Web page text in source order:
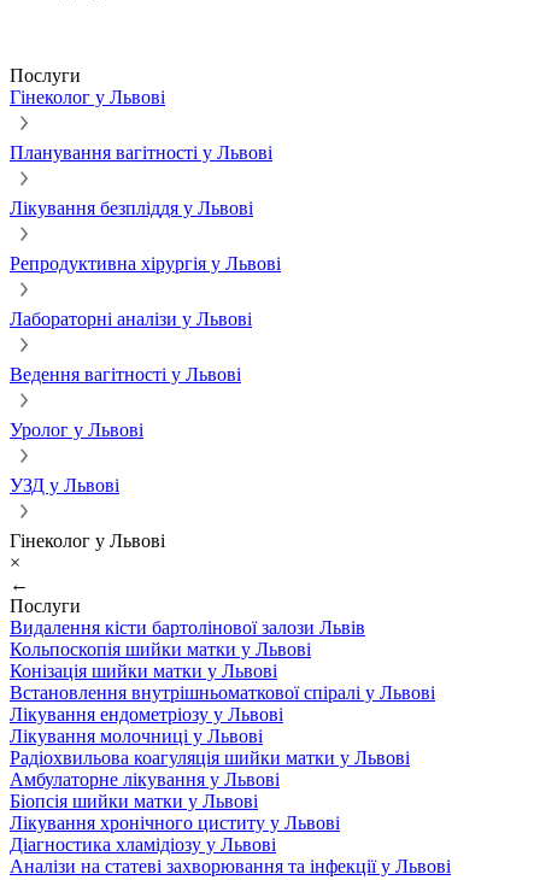
Послуги
Гінеколог у Львові
Планування вагітності у Львові
Лікування безпліддя у Львові
Репродуктивна хірургія у Львові
Лабораторні аналізи у Львові
Ведення вагітності у Львові
Уролог у Львові
УЗД у Львові
Гінеколог у Львові
×
←
Послуги
Видалення кісти бартолінової залози Львів
Кольпоскопія шийки матки у Львові
Конізація шийки матки у Львові
Встановлення внутрішньоматкової спіралі у Львові
Лікування ендометріозу у Львові
Лікування молочниці у Львові
Радіохвильова коагуляція шийки матки у Львові
Амбулаторне лікування у Львові
Біопсія шийки матки у Львові
Лікування хронічного циститу у Львові
Діагностика хламідіозу у Львові
Аналізи на статеві захворювання та інфекції у Львові